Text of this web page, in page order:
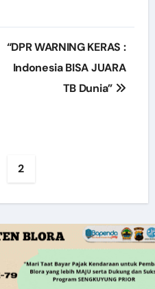
“DPR WARNING KERAS :
Indonesia BISA JUARA
TB Dunia”
2